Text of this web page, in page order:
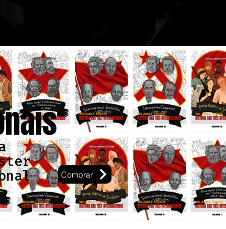
Comprar